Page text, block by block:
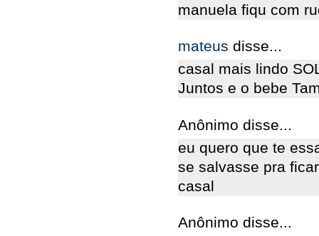
manuela fiqu com
mateus disse...
casal mais lindo
Juntos e o bebe
Anônimo disse...
eu quero que te
se salvasse pra
casal
Anônimo disse...